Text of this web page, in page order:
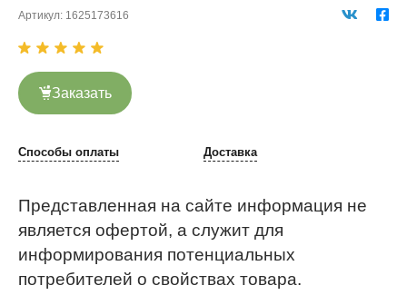
Артикул: 1625173616
Заказать
Способы оплаты Доставка
Представленная на сайте информация не
является офертой, а служит для
информирования потенциальных
потребителей о свойствах товара.